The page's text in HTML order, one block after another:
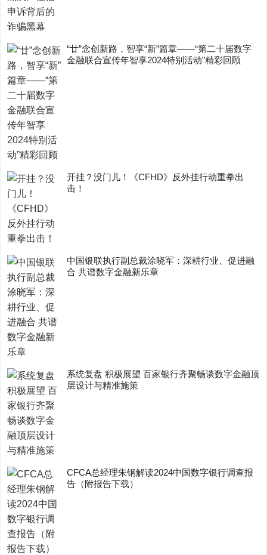
“廿”念创新路，智享“新”篇章——“第二十届数字
金融联合宣传年智享2024特别活动”精彩回顾
开挂？没门儿！《CFHD》反外挂行动重拳出
击！
中国银联执行副总裁涂晓军：深耕行业、促进融
合 共谱数字金融新乐章
系统复盘 积极展望 百家银行齐聚畅谈数字金融顶
层设计与精准施策
CFCA总经理朱钢解读2024中国数字银行调查报
告（附报告下载）